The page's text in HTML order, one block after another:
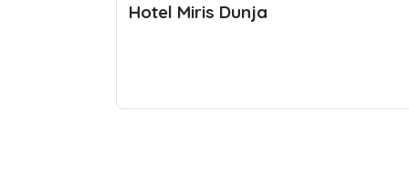
Hotel Miris Dunja